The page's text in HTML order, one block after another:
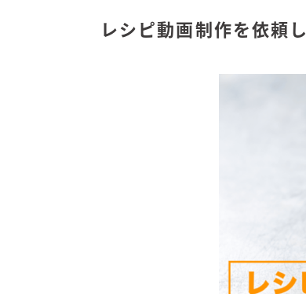
レシピ動画制作を依頼